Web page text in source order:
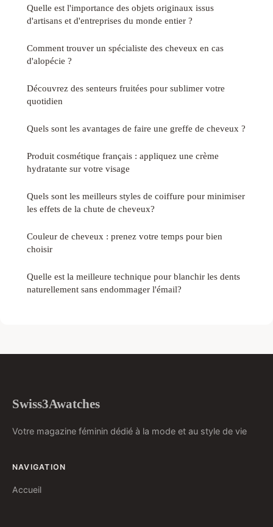
Quelle est l'importance des objets originaux issus
d'artisans et d'entreprises du monde entier ?
Comment trouver un spécialiste des cheveux en cas
d'alopécie ?
Découvrez des senteurs fruitées pour sublimer votre
quotidien
Quels sont les avantages de faire une greffe de cheveux ?
Produit cosmétique français : appliquez une crème
hydratante sur votre visage
Quels sont les meilleurs styles de coiffure pour minimiser
les effets de la chute de cheveux?
Couleur de cheveux : prenez votre temps pour bien
choisir
Quelle est la meilleure technique pour blanchir les dents
naturellement sans endommager l'émail?
Swiss3Awatches
Votre magazine féminin dédié à la mode et au style de vie
NAVIGATION
Accueil